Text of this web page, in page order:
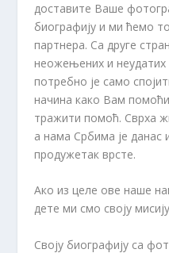
доставите Ваше
биографију и ми ћемо
партнера. Са друге
неожењених и неудатих
потребно је само
начина како Вам
тражити помоћ. Сврха
а нама Србима је данас
продужетак врсте.
Ако из целе ове наше
дете ми смо своју
Своју биографију са